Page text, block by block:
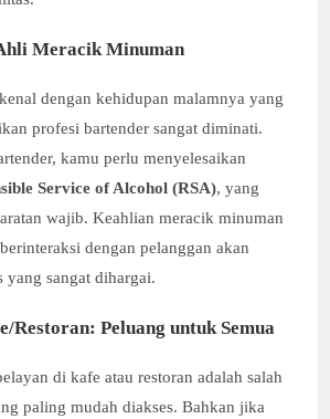
Meracik Minuman
dengan kehidupan malamnya yang
profesi bartender sangat diminati.
kamu perlu menyelesaikan
Service of Alcohol (RSA), yang
wajib. Keahlian meracik minuman
dengan pelanggan akan
sangat dihargai.
Restoran: Peluang untuk Semua
di kafe atau restoran adalah salah
paling mudah diakses. Bahkan jika